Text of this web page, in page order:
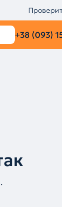
+38 (093)